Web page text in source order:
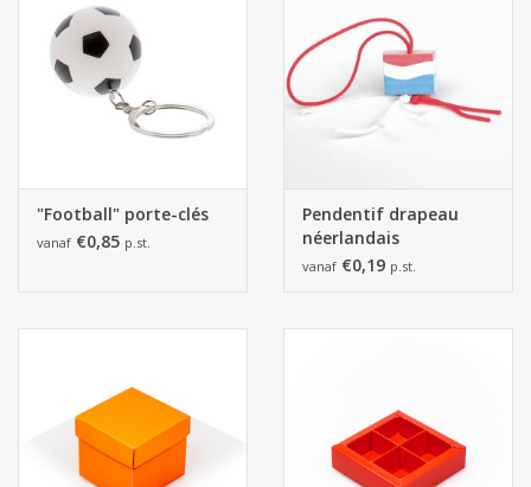
"Football" porte-clés
vanaf €0,85 p.st.
Pendentif drapeau
néerlandais
vanaf €0,19 p.st.